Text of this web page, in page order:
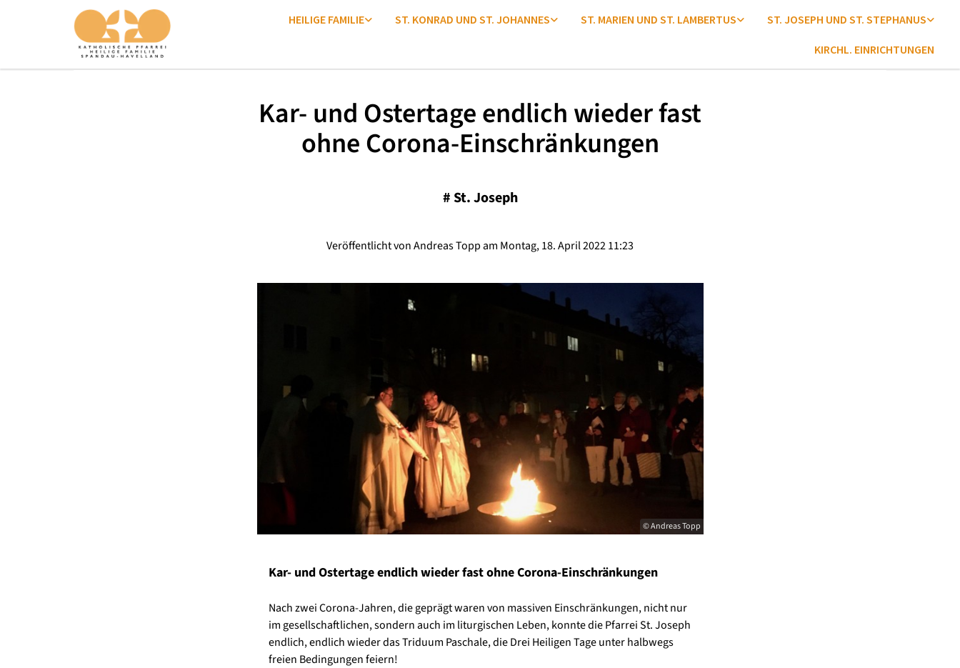
HEILIGE FAMILIE ST. KONRAD UND ST. JOHANNES ST. MARIEN UND ST. LAMBERTUS ST. JOSEPH UND ST. STEPHANUS
KIRCHL. EINRICHTUNGEN
Kar- und Ostertage endlich wieder fast
ohne Corona-Einschränkungen
# St. Joseph
Veröffentlicht von Andreas Topp am Montag, 18. April 2022 11:23
© Andreas Topp
Kar- und Ostertage endlich wieder fast ohne Corona-Einschränkungen
Nach zwei Corona-Jahren, die geprägt waren von massiven Einschränkungen, nicht nur
im gesellschaftlichen, sondern auch im liturgischen Leben, konnte die Pfarrei St. Joseph
endlich, endlich wieder das Triduum Paschale, die Drei Heiligen Tage unter halbwegs
freien Bedingungen feiern!